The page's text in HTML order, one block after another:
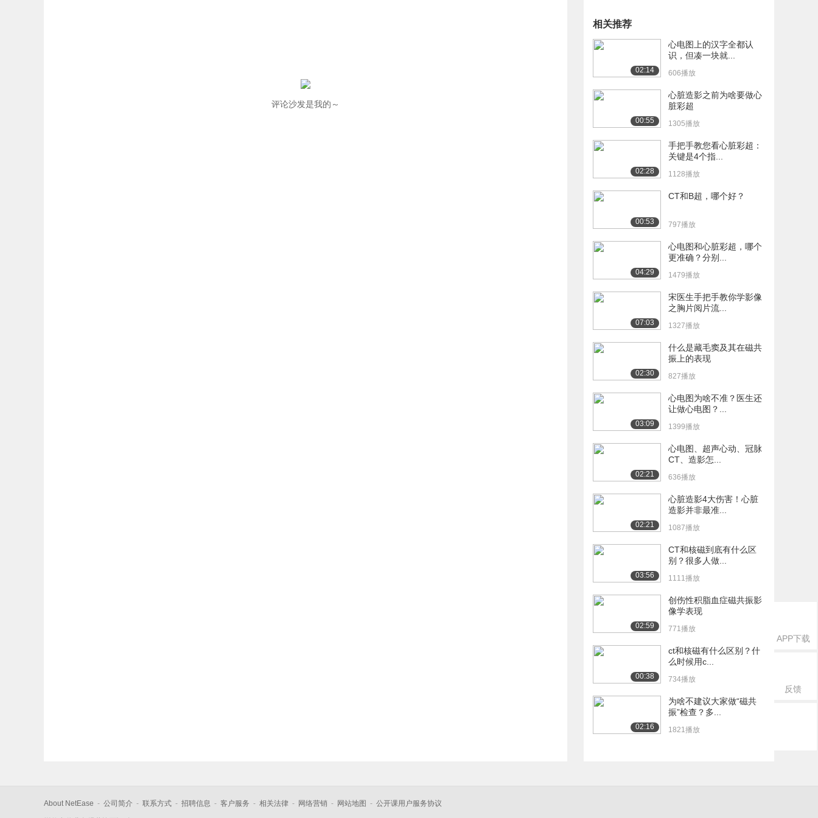
APP下载
反馈
评论沙发是我的～
相关推荐
02:14
心电图上的汉字全都认
识，但凑一块就...
606播放
00:55
心脏造影之前为啥要做心
脏彩超
1305播放
02:28
手把手教您看心脏彩超：
关键是4个指...
1128播放
00:53
CT和B超，哪个好？
797播放
04:29
心电图和心脏彩超，哪个
更准确？分别...
1479播放
07:03
宋医生手把手教你学影像
之胸片阅片流...
1327播放
02:30
什么是藏毛窦及其在磁共
振上的表现
827播放
03:09
心电图为啥不准？医生还
让做心电图？...
1399播放
02:21
心电图、超声心动、冠脉
CT、造影怎...
636播放
02:21
心脏造影4大伤害！心脏
造影并非最准...
1087播放
03:56
CT和核磁到底有什么区
别？很多人做...
1111播放
02:59
创伤性积脂血症磁共振影
像学表现
771播放
00:38
ct和核磁有什么区别？什
么时候用c...
734播放
02:16
为啥不建议大家做“磁共
振”检查？多...
1821播放
About NetEase - 公司简介 - 联系方式 - 招聘信息 - 客户服务 - 相关法律 - 网络营销 - 网站地图 - 公开课用户服务协议